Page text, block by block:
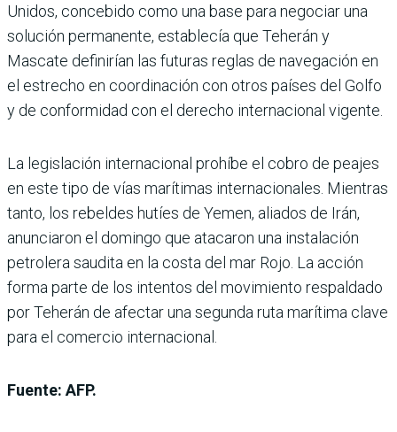
Unidos, concebido como una base para negociar una
solución permanente, establecía que Teherán y
Mascate definirían las futuras reglas de navegación en
el estrecho en coordinación con otros países del Golfo
y de conformidad con el derecho internacional vigente.
La legislación internacional prohíbe el cobro de peajes
en este tipo de vías marítimas internacionales. Mientras
tanto, los rebeldes hutíes de Yemen, aliados de Irán,
anunciaron el domingo que atacaron una instalación
petrolera saudita en la costa del mar Rojo. La acción
forma parte de los intentos del movimiento respaldado
por Teherán de afectar una segunda ruta marítima clave
para el comercio internacional.
Fuente: AFP.